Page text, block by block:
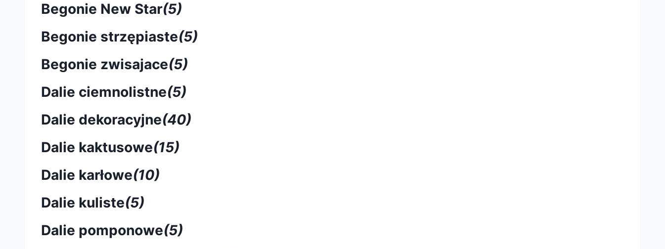
Begonie New Star(5)
Begonie strzępiaste(5)
Begonie zwisajace(5)
Dalie ciemnolistne(5)
Dalie dekoracyjne(40)
Dalie kaktusowe(15)
Dalie karłowe(10)
Dalie kuliste(5)
Dalie pomponowe(5)